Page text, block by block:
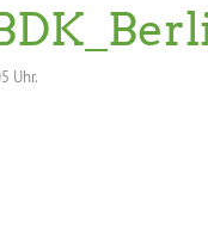
Uhr.